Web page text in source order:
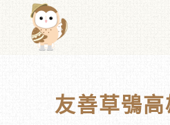
友善草鴞